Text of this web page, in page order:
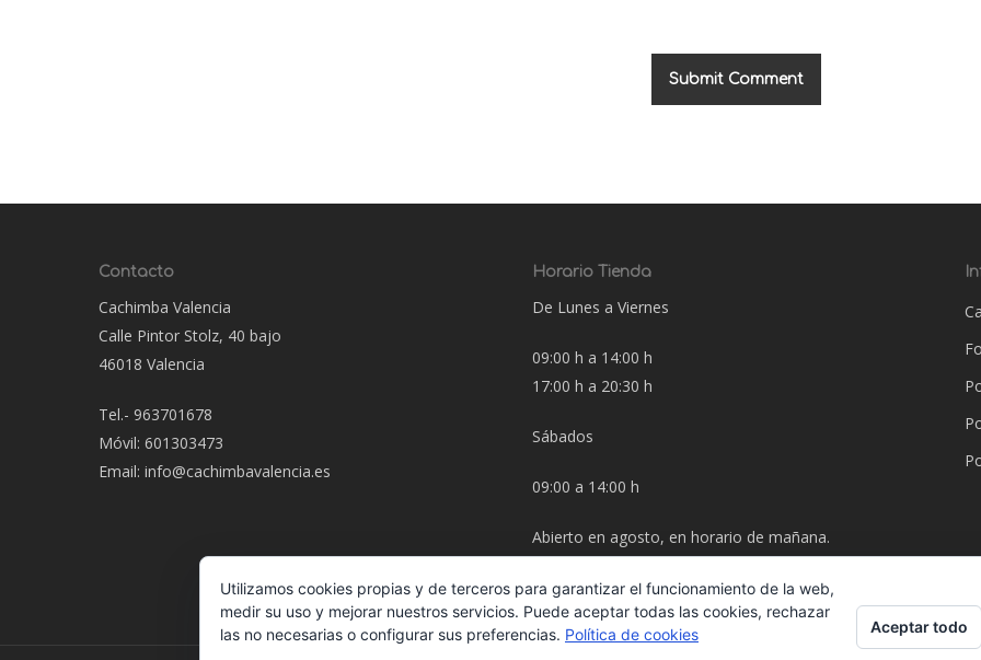
Contacto
Cachimba Valencia
Calle Pintor Stolz, 40 bajo
46018 Valencia
Tel.- 963701678
Móvil: 601303473
Email: info@cachimbavalencia.es
Horario Tienda
De Lunes a Viernes
09:00 h a 14:00 h
17:00 h a 20:30 h
Sábados
09:00 a 14:00 h
Abierto en agosto, en horario de mañana.
Utilizamos cookies propias y de terceros para garantizar el funcionamiento de la web,
medir su uso y mejorar nuestros servicios. Puede aceptar todas las cookies, rechazar
las no necesarias o configurar sus preferencias. Política de cookies Aceptar todo